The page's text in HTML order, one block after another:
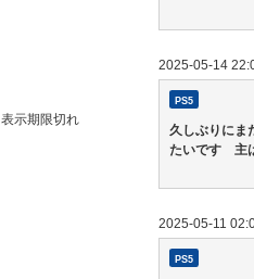
表示期限切れ
2025-05-14
PS5
久しぶりにま
たいです 主
2025-05-11
PS5